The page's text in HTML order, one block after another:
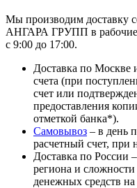
Мы производим доставку
АНГАРА ГРУПП в рабочие
с 9:00 до 17:00.
Доставка по
счета (при
счет или
предоставления
отметкой банка*).
Самовывоз – в день
расчетный счет, при
Доставка по России
региона и сложности
денежных средств на